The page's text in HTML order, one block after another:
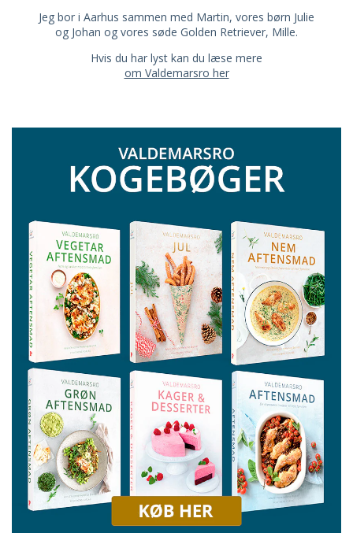
Jeg bor i Aarhus sammen med Martin, vores børn Julie
og Johan og vores søde Golden Retriever, Mille.
Hvis du har lyst kan du læse mere
om Valdemarsro her